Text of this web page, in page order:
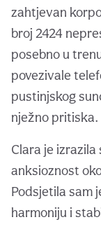
zahtjevan
broj 2424
posebno u
povezivale
pustinjskog
nježno pritiska.
Clara je izrazila
anksioznost
Podsjetila sam
harmoniju i